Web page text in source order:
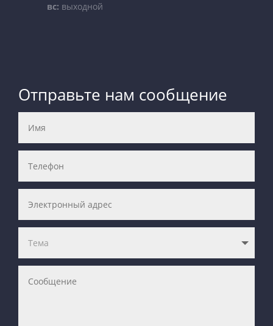
вс: выходной
Отправьте нам сообщение